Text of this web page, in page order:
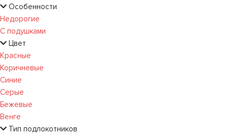
Особенности
Недорогие
С подушками
Цвет
Красные
Коричневые
Синие
Серые
Бежевые
Венге
Тип подлокотников